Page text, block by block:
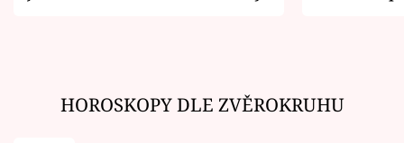
HOROSKOPY DLE ZVĚROKRUHU